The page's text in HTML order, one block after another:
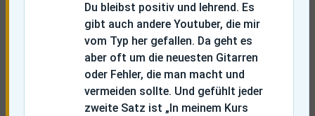
Du bleibst positiv und lehrend. Es
gibt auch andere Youtuber, die mir
vom Typ her gefallen. Da geht es
aber oft um die neuesten Gitarren
oder Fehler, die man macht und
vermeiden sollte. Und gefühlt jeder
zweite Satz ist „In meinem Kurs